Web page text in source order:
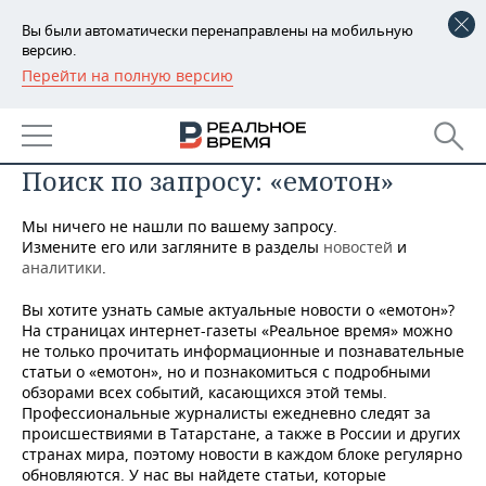
Вы были автоматически перенаправлены на мобильную
версию.
Перейти на полную версию
РЕГИОНЫ
БАШКОРТОСТАН
ТАТАРСТАН
УДМУРТИЯ
НОВОСТИ
АНАЛИТИКА
НОВОСТИ АНАЛИТИКИ
ДЕКЛАРАЦИИ О ДОХОДАХ
КОРОЛИ ГОСЗАКАЗА ПФО
ВУЗЫ ТАТАРСТАНА
КОМУ ПРИНАДЛЕЖАТ
ТОРГОВЫЕ ЦЕНТРЫ
ТАТАРСТАНА
ЭКОНОМИКА
НОВОСТИ ЭКОНОМИКИ
ФИНАНСЫ
БАНКИ
БЮДЖЕТ
ИНВЕСТИЦИИ
ПРОМЫШЛЕННОСТЬ
НОВОСТИ
ПРОМЫШЛЕННОСТИ
АГРОПРОМ
МАШИНОСТРОЕНИЕ
НЕДВИЖИМОСТЬ
НОВОСТИ НЕДВИЖИМОСТИ
АВТО
НОВОСТИ АВТО
БИЗНЕС
НОВОСТИ БИЗНЕСА
ТЕХНОЛОГИИ
Поиск по запросу: «емотон»
Мы ничего не нашли по вашему запросу.
Измените его или загляните в разделы новостей и
аналитики.
Вы хотите узнать самые актуальные новости о «емотон»?
На страницах интернет-газеты «Реальное время» можно
не только прочитать информационные и познавательные
статьи о «емотон», но и познакомиться с подробными
обзорами всех событий, касающихся этой темы.
Профессиональные журналисты ежедневно следят за
происшествиями в Татарстане, а также в России и других
странах мира, поэтому новости в каждом блоке регулярно
обновляются. У нас вы найдете статьи, которые